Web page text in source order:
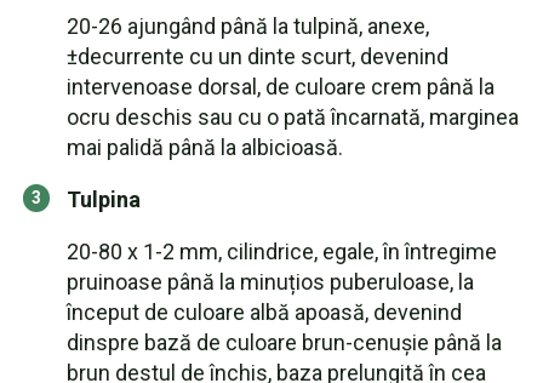
20-26 ajungând până la tulpină, anexe,
±decurrente cu un dinte scurt, devenind
intervenoase dorsal, de culoare crem până la
ocru deschis sau cu o pată încarnată, marginea
mai palidă până la albicioasă.
Tulpina
20-80 x 1-2 mm, cilindrice, egale, în întregime
pruinoase până la minuțios puberuloase, la
început de culoare albă apoasă, devenind
dinspre bază de culoare brun-cenușie până la
brun destul de închis, baza prelungită în cea